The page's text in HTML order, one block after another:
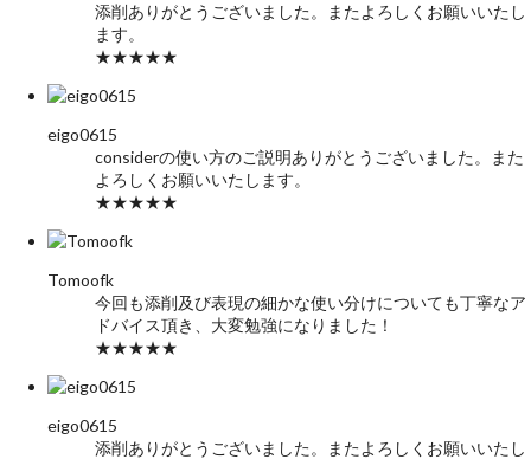
添削ありがとうございました。またよろしくお願いいたし
ます。
★★★★★
eigo0615
considerの使い方のご説明ありがとうございました。また
よろしくお願いいたします。
★★★★★
Tomoofk
今回も添削及び表現の細かな使い分けについても丁寧なア
ドバイス頂き、大変勉強になりました！
★★★★★
eigo0615
添削ありがとうございました。またよろしくお願いいたし